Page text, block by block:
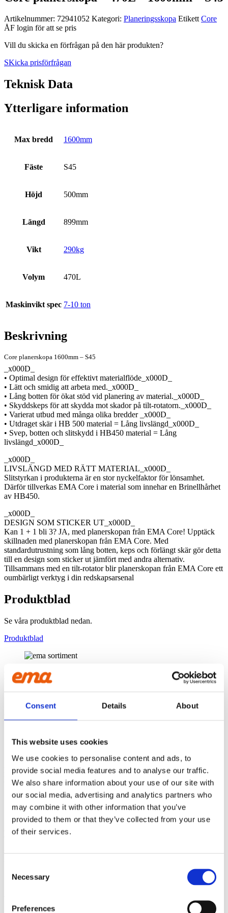
Consent Details About
This website uses cookies
We use cookies to personalise content and ads, to
provide social media features and to analyse our traffic.
We also share information about your use of our site with
our social media, advertising and analytics partners who
may combine it with other information that you’ve
provided to them or that they’ve collected from your use
of their services.
Selection
Necessary
Preferences
Artikelnummer: 72941052 Kategori: Planerings­skopa Etikett Core
ÅF login för att se pris
Vill du skicka en förfrågan på den här produkten?
SKicka prisförfrågan
Teknisk Data
Ytterligare information
Max bredd 1600mm
Fäste S45
Höjd 500mm
Längd 899mm
Vikt 290kg
Volym 470L
Maskinvikt spec 7-10 ton
Beskrivning
Core planerskopa 1600mm – S45
_x000D_
• Optimal design för effektivt materialflöde_x000D_
• Lätt och smidig att arbeta med._x000D_
• Lång botten för ökat stöd vid planering av material._x000D_
• Skyddskeps för att skydda mot skador på tilt-rotatorn._x000D_
• Varierat utbud med många olika bredder _x000D_
• Utdraget skär i HB 500 material = Lång livslängd_x000D_
• Svep, botten och slitskydd i HB450 material = Lång
livslängd_x000D_
_x000D_
LIVSLÄNGD MED RÄTT MATERIAL_x000D_
Slitstyrkan i produkterna är en stor nyckelfaktor för lönsamhet.
Därför tillverkas EMA Core i material som innehar en Brinellhårhet
av HB450.
_x000D_
DESIGN SOM STICKER UT_x000D_
Kan 1 + 1 bli 3? JA, med planerskopan från EMA Core! Upptäck
skillnaden med planerskopan från EMA Core. Med
standardutrustning som lång botten, keps och förlängt skär gör detta
till en design som sticker ut jämfört med andra alternativ.
Tillsammans med en tilt-rotator blir planerskopan från EMA Core ett
oumbärligt verktyg i din redskapsarsenal
Produktblad
Se våra produktblad nedan.
Produktblad
BRETT SORTIMENT
Sveriges kanske största skopsortiment med modeller från 50 till
Idag är vi Sveriges snabbast växande skopmärke. Under år 2020
levererade vi på ema över 3000 skopor till använder landet över.
HÅLLBARA PRODUKTER